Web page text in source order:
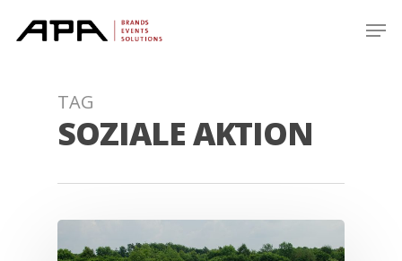
TAG
SOZIALE AKTION